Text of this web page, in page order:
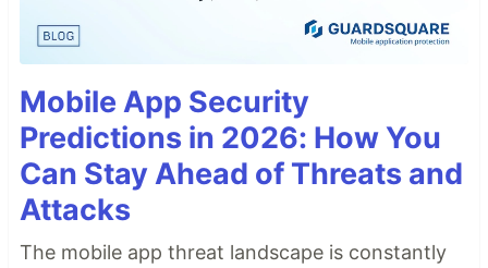
Mobile App Security
Predictions in 2026: How You
Can Stay Ahead of Threats and
Attacks
The mobile app threat landscape is constantly